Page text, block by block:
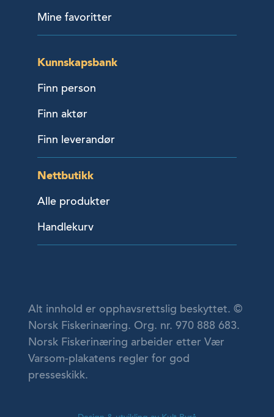
Mine favoritter
Kunnskapsbank
Finn person
Finn aktør
Finn leverandør
Nettbutikk
Alle produkter
Handlekurv
Alt innhold er opphavsrettslig beskyttet. ©
Norsk Fiskerinæring. Org. nr. 970 888 683.
Norsk Fiskerinæring arbeider etter Vær
Varsom-plakatens regler for god
presseskikk.